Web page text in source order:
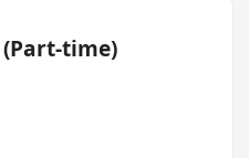
time)